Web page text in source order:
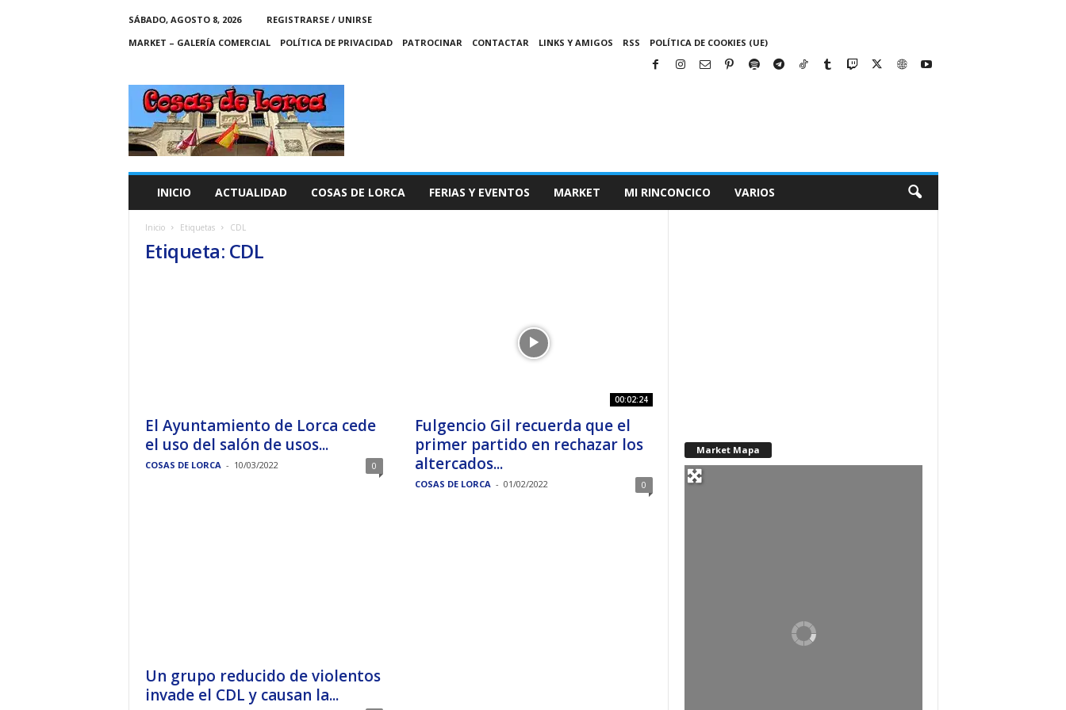
SÁBADO, AGOSTO 8, 2026
REGISTRARSE / UNIRSE
MARKET – GALERÍA COMERCIAL
POLÍTICA DE PRIVACIDAD PATROCINAR CONTACTAR LINKS Y AMIGOS RSS POLÍTICA DE COOKIES (UE)
C
A
S
INICIO ACTUALIDAD COSAS DE LORCA FERIAS Y EVENTOS MARKET MI RINCONCICO VARIOS
Inicio Etiquetas CDL
Etiqueta: CDL
El Ayuntamiento de Lorca cede
el uso del salón de usos...
COSAS DE LORCA - 10/03/2022 0
00:02:24
Fulgencio Gil recuerda que el
primer partido en rechazar los
altercados...
COSAS DE LORCA - 01/02/2022 0
Un grupo reducido de violentos
invade el CDL y causan la...
Market Mapa